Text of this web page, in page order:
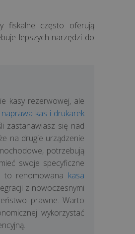
fiskalne często oferują
lepszych narzędzi do
kasy rezerwowej, ale
naprawa kas i drukarek
zastanawiasz się nad
na drugie urządzenie
potrzebują
swoje specyficzne
to renomowana kasa
z nowoczesnymi
prawne. Warto
wykorzystać